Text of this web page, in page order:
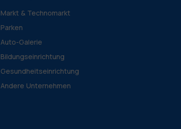
Markt & Technomarkt
Parken
Auto-Galerie
Bildungseinrichtung
Gesundheitseinrichtung
Andere Unternehmen